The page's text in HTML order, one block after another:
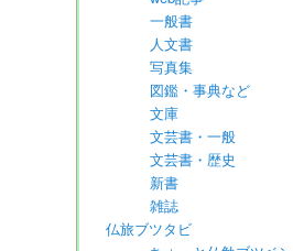
一般書
人文書
写真集
図鑑・事典など
文庫
文芸書・一般
文芸書・歴史
新書
雑誌
仏旅ブツタビ